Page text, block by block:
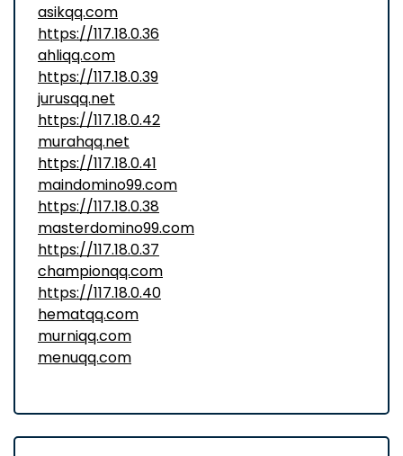
asikqq.com
https://117.18.0.36
ahliqq.com
https://117.18.0.39
jurusqq.net
https://117.18.0.42
murahqq.net
https://117.18.0.41
maindomino99.com
https://117.18.0.38
masterdomino99.com
https://117.18.0.37
championqq.com
https://117.18.0.40
hematqq.com
murniqq.com
menuqq.com